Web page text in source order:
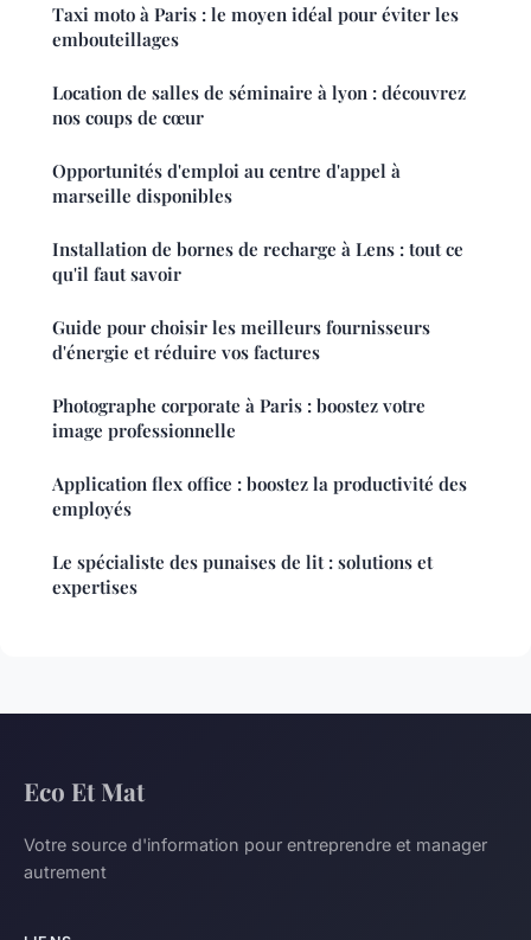
Taxi moto à Paris : le moyen idéal pour éviter les
embouteillages
Location de salles de séminaire à lyon : découvrez
nos coups de cœur
Opportunités d'emploi au centre d'appel à
marseille disponibles
Installation de bornes de recharge à Lens : tout ce
qu'il faut savoir
Guide pour choisir les meilleurs fournisseurs
d'énergie et réduire vos factures
Photographe corporate à Paris : boostez votre
image professionnelle
Application flex office : boostez la productivité des
employés
Le spécialiste des punaises de lit : solutions et
expertises
Eco Et Mat
Votre source d'information pour entreprendre et manager
autrement